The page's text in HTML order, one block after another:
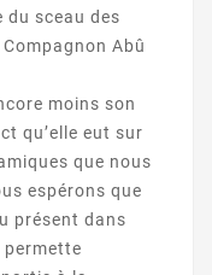
du sceau des
Abû
moins son
qu’elle eut sur
que nous
espérons que
présent dans
permette